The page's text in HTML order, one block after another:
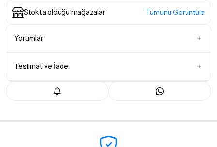
Stokta olduğu mağazalar Tümünü Görüntüle
Yorumlar
Teslimat ve İade
Teslimat Koşulları
tatil günlerinde teslimat yapılamamaktadır.